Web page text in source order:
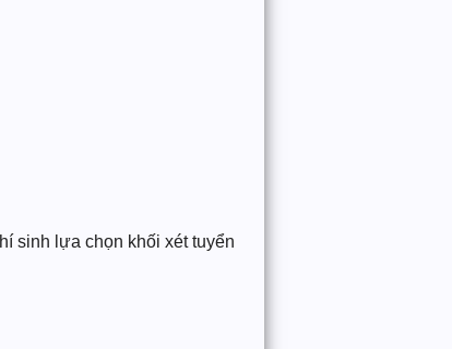
sinh lựa chọn khối xét tuyển